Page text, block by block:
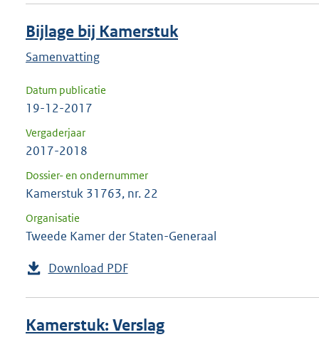
Bijlage bij Kamerstuk
Samenvatting
Datum publicatie
19-12-2017
Vergaderjaar
2017-2018
Dossier- en ondernummer
Kamerstuk 31763, nr. 22
Organisatie
Tweede Kamer der Staten-Generaal
Download PDF
Kamerstuk: Verslag